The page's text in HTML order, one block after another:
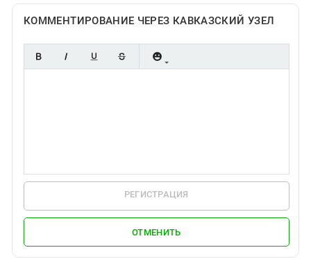
КОММЕНТИРОВАНИЕ ЧЕРЕЗ КАВКАЗСКИЙ УЗЕЛ
РЕГИСТРАЦИЯ
ОТМЕНИТЬ